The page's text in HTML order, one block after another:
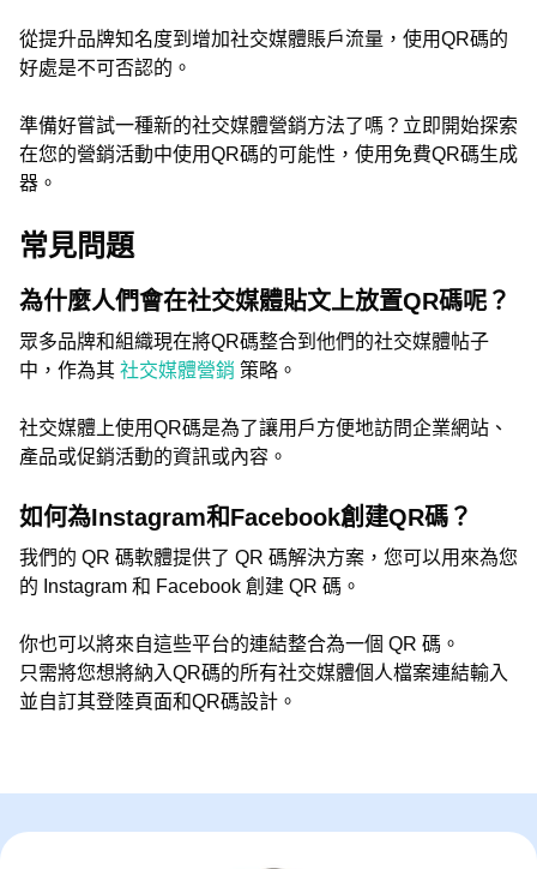
從提升品牌知名度到增加社交媒體賬戶流量，使用QR碼的
好處是不可否認的。
準備好嘗試一種新的社交媒體營銷方法了嗎？立即開始探索
在您的營銷活動中使用QR碼的可能性，使用免費QR碼生成
器。
常見問題
為什麼人們會在社交媒體貼文上放置QR碼呢？
眾多品牌和組織現在將QR碼整合到他們的社交媒體帖子
中，作為其 社交媒體營銷 策略。
社交媒體上使用QR碼是為了讓用戶方便地訪問企業網站、
產品或促銷活動的資訊或內容。
如何為Instagram和Facebook創建QR碼？
我們的 QR 碼軟體提供了 QR 碼解決方案，您可以用來為您
的 Instagram 和 Facebook 創建 QR 碼。
你也可以將來自這些平台的連結整合為一個 QR 碼。
只需將您想將納入QR碼的所有社交媒體個人檔案連結輸入
並自訂其登陸頁面和QR碼設計。